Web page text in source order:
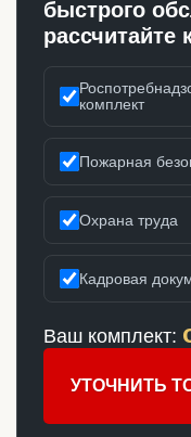
быстрого
рассчитайте
комплект
Пожарная
Охрана труда
Кадровая
Ваш комплект:
УТОЧНИТЬ